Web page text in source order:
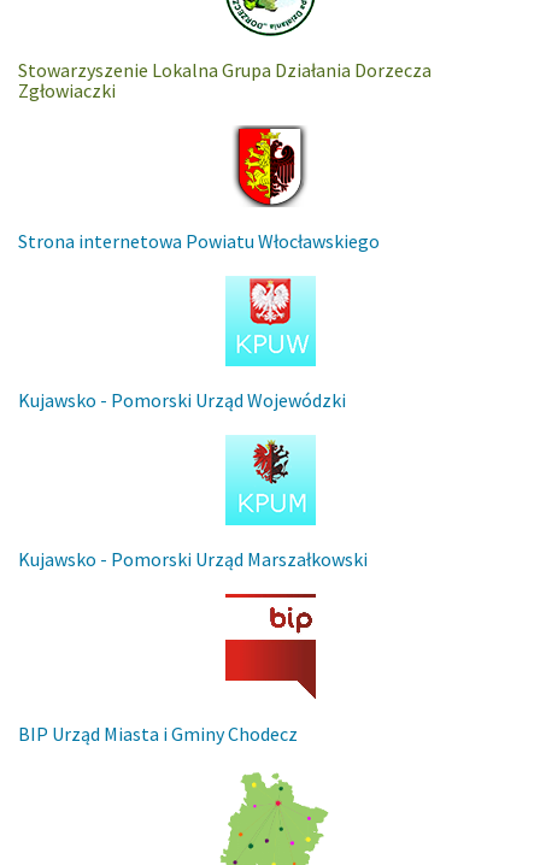
Stowarzyszenie Lokalna Grupa Działania Dorzecza
Zgłowiaczki
Strona internetowa Powiatu Włocławskiego
Kujawsko - Pomorski Urząd Wojewódzki
Kujawsko - Pomorski Urząd Marszałkowski
BIP Urząd Miasta i Gminy Chodecz